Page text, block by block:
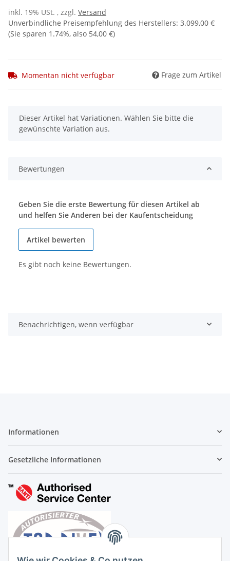
inkl. 19% USt. , zzgl. Versand
Unverbindliche Preisempfehlung des Herstellers: 3.099,00 €
(Sie sparen 1.74%, also 54,00 €)
Momentan nicht verfügbar Frage zum Artikel
x
Dieser Artikel hat Variationen. Wählen Sie bitte die
gewünschte Variation aus.
Bewertungen
Geben Sie die erste Bewertung für diesen Artikel ab
und helfen Sie Anderen bei der Kaufentscheidung
Artikel bewerten
Es gibt noch keine Bewertungen.
Benachrichtigen, wenn verfügbar
Informationen
Gesetzliche Informationen